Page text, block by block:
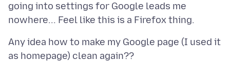
going into settings for Google leads me
Any idea how to make my Google page (I used it